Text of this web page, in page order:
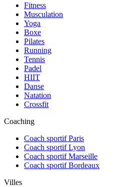
Fitness
Musculation
Yoga
Boxe
Pilates
Running
Tennis
Padel
HIIT
Danse
Natation
Crossfit
Coaching
Coach sportif Paris
Coach sportif Lyon
Coach sportif Marseille
Coach sportif Bordeaux
Villes